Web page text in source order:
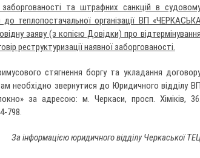
та штрафних санкцій в
теплопостачальної організації ВП
заяву (з копією Довідки) про відтермінування
реструктуризації наявної заборгованості.
стягнення боргу та укладання
необхідно звернутися до Юридичного відділу ВП
за адресою: м. Черкаси, просп. Хіміків, 36.
798.
За інформацією юридичного відділу Черкаської